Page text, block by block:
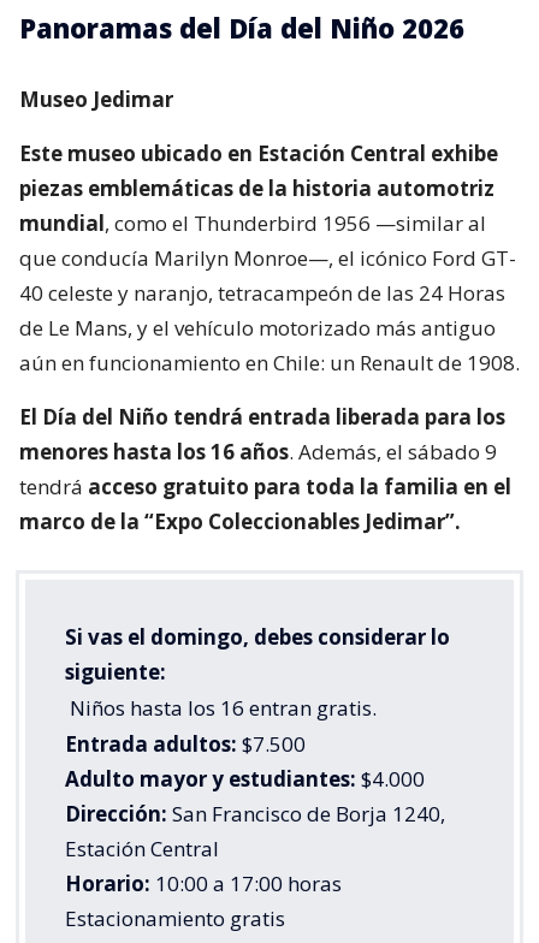
Panoramas del Día del Niño 2026
Museo Jedimar
Este museo ubicado en Estación Central exhibe
piezas emblemáticas de la historia automotriz
mundial, como el Thunderbird 1956 —similar al
que conducía Marilyn Monroe—, el icónico Ford GT-
40 celeste y naranjo, tetracampeón de las 24 Horas
de Le Mans, y el vehículo motorizado más antiguo
aún en funcionamiento en Chile: un Renault de 1908.
El Día del Niño tendrá entrada liberada para los
menores hasta los 16 años. Además, el sábado 9
tendrá acceso gratuito para toda la familia en el
marco de la “Expo Coleccionables Jedimar”.
Si vas el domingo, debes considerar lo
siguiente:
Niños hasta los 16 entran gratis.
Entrada adultos: $7.500
Adulto mayor y estudiantes: $4.000
Dirección: San Francisco de Borja 1240,
Estación Central
Horario: 10:00 a 17:00 horas
Estacionamiento gratis